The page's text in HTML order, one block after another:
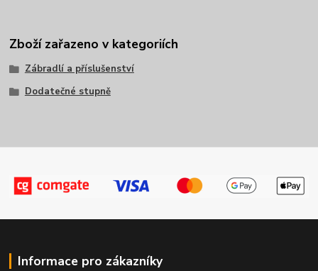
Zboží zařazeno v kategoriích
Zábradlí a příslušenství
Dodatečné stupně
Informace pro zákazníky